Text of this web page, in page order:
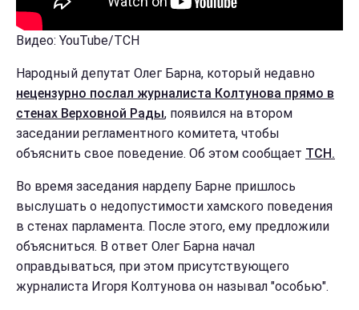
Видео: YouTube/ТСН
Народный депутат Олег Барна, который недавно
нецензурно послал журналиста Колтунова прямо в
стенах Верховной Рады, появился на втором
заседании регламентного комитета, чтобы
объяснить свое поведение. Об этом сообщает ТСН.
Во время заседания нардепу Барне пришлось
выслушать о недопустимости хамского поведения
в стенах парламента. После этого, ему предложили
объясниться. В ответ Олег Барна начал
оправдываться, при этом присутствующего
журналиста Игоря Колтунова он называл "особью".